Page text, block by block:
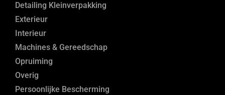
Detailing Kleinverpakking
Exterieur
Interieur
Machines & Gereedschap
Opruiming
Overig
Persoonlijke Bescherming